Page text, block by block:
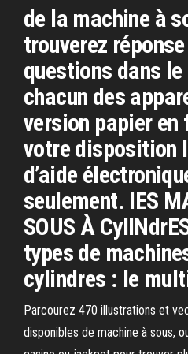
de la machine à
trouverez
questions dans le
chacun des
version papier
votre disposition
d’aide
seulement. lES
SOUS À
types de
cylindres : le
Parcourez 470 illustrations et
disponibles de machine à sous,